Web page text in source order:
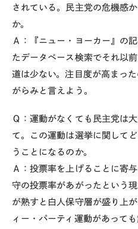
されている。民主党の危機感
か。
Ａ：『ニュー・ヨーカー』の
たデータベース検索でそれ以
道は少ない。注目度が高まっ
がらみと言えよう。
Ｑ：運動がなくても民主党は
て。この運動は選挙に関して
うことになるのか。
Ａ：投票率を上げることに寄
守の投票率があがったという
が熟すと白人保守層が盛り上
ィー・パーティ運動があって